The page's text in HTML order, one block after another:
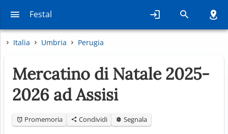
Festal
Italia Umbria Perugia
Mercatino di Natale 2025-
2026 ad Assisi
Promemoria Condividi Segnala